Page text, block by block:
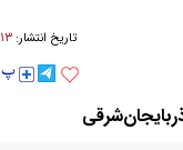
تاریخ انتشار:۱۳ مرداد ۱۳۹۹ - ۲۲:۲۷